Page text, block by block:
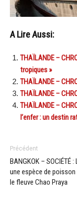
A Lire Aussi:
THAÏLANDE –
tropiques »
THAÏLANDE –
THAÏLANDE –
THAÏLANDE –
l’enfer : un destin
Précédent
BANGKOK – SOCIÉTÉ
une espèce de
le fleuve Chao Praya